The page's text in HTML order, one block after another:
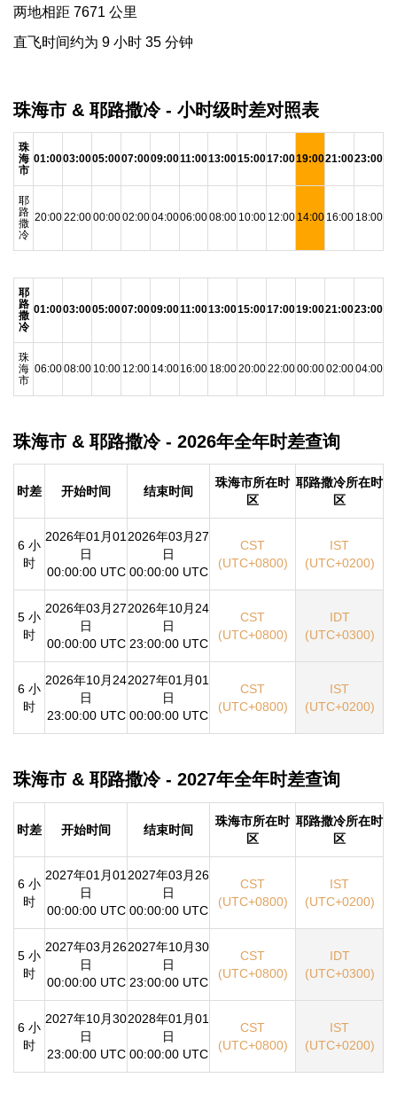
两地相距 7671 公里
直飞时间约为 9 小时 35 分钟
珠海市 & 耶路撒冷 - 小时级时差对照表
珠
海
市
01:0003:0005:0007:0009:0011:0013:0015:0017:0019:0021:0023:00
耶
路
撒
冷
20:0022:0000:0002:0004:0006:0008:00 10:00 12:00 14:00 16:00 18:00
耶
路
撒
冷
01:0003:0005:0007:0009:0011:0013:0015:0017:0019:0021:0023:00
珠
海
市
06:0008:00 10:00 12:00 14:0016:00 18:0020:0022:0000:0002:0004:00
珠海市 & 耶路撒冷 - 2026年全年时差查询
时差 开始时间 结束时间
珠海市所在时
区
耶路撒冷所在时
区
6 小
时
2026年01月01
日
00:00:00 UTC
2026年03月27
日
00:00:00 UTC
CST
(UTC+0800)
IST
(UTC+0200)
5 小
时
2026年03月27
日
00:00:00 UTC
2026年10月24
日
23:00:00 UTC
CST
(UTC+0800)
IDT
(UTC+0300)
6 小
时
2026年10月24
日
23:00:00 UTC
2027年01月01
日
00:00:00 UTC
CST
(UTC+0800)
IST
(UTC+0200)
珠海市 & 耶路撒冷 - 2027年全年时差查询
时差 开始时间 结束时间
珠海市所在时
区
耶路撒冷所在时
区
6 小
时
2027年01月01
日
00:00:00 UTC
2027年03月26
日
00:00:00 UTC
CST
(UTC+0800)
IST
(UTC+0200)
5 小
时
2027年03月26
日
00:00:00 UTC
2027年10月30
日
23:00:00 UTC
CST
(UTC+0800)
IDT
(UTC+0300)
6 小
时
2027年10月30
日
23:00:00 UTC
2028年01月01
日
00:00:00 UTC
CST
(UTC+0800)
IST
(UTC+0200)